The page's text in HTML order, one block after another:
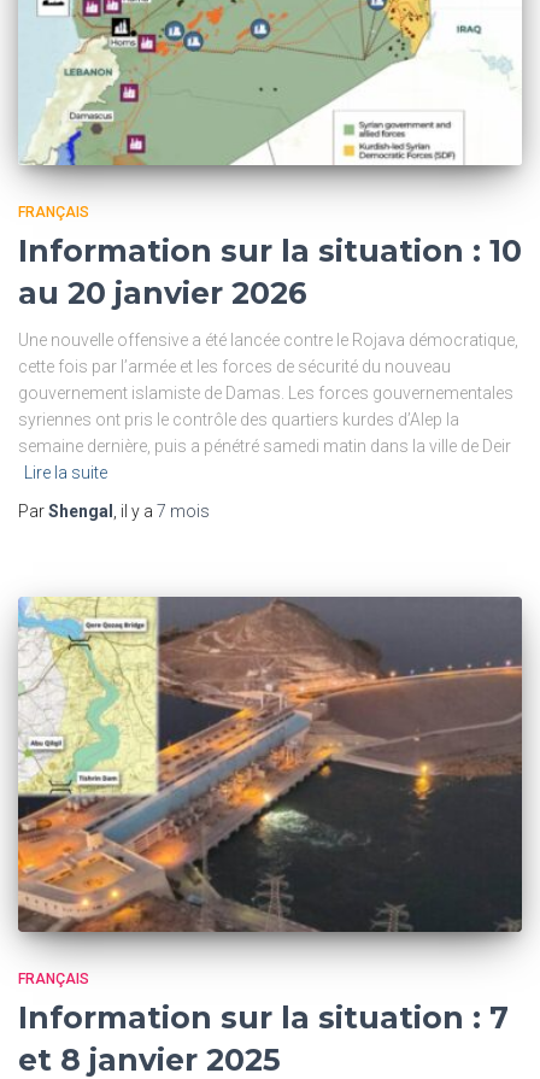
FRANÇAIS
Information sur la situation : 10
au 20 janvier 2026
Une nouvelle offensive a été lancée contre le Rojava démocratique,
cette fois par l’armée et les forces de sécurité du nouveau
gouvernement islamiste de Damas. Les forces gouvernementales
syriennes ont pris le contrôle des quartiers kurdes d’Alep la
semaine dernière, puis a pénétré samedi matin dans la ville de Deir
Lire la suite
ParShengal , il y a 7 mois
FRANÇAIS
Information sur la situation : 7
et 8 janvier 2025